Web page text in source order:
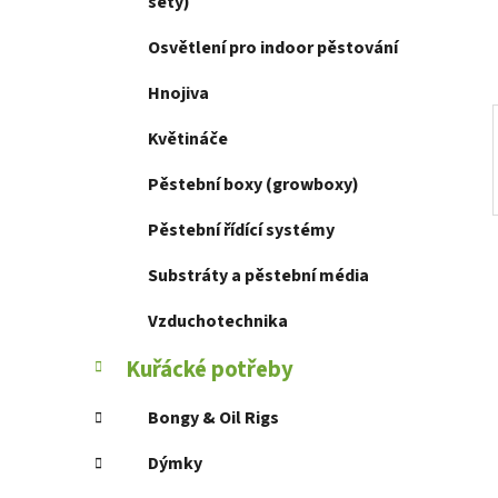
Osvětlení pro indoor pěstování
Hnojiva
Květináče
Pěstební boxy (growboxy)
Pěstební řídící systémy
Substráty a pěstební média
Vzduchotechnika
Kuřácké potřeby
Bongy & Oil Rigs
Dýmky